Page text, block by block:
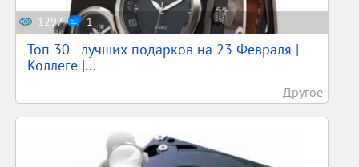
1297 1
Топ 30 - лучших подарков на 23 Февраля |
Коллеге |...
Другое